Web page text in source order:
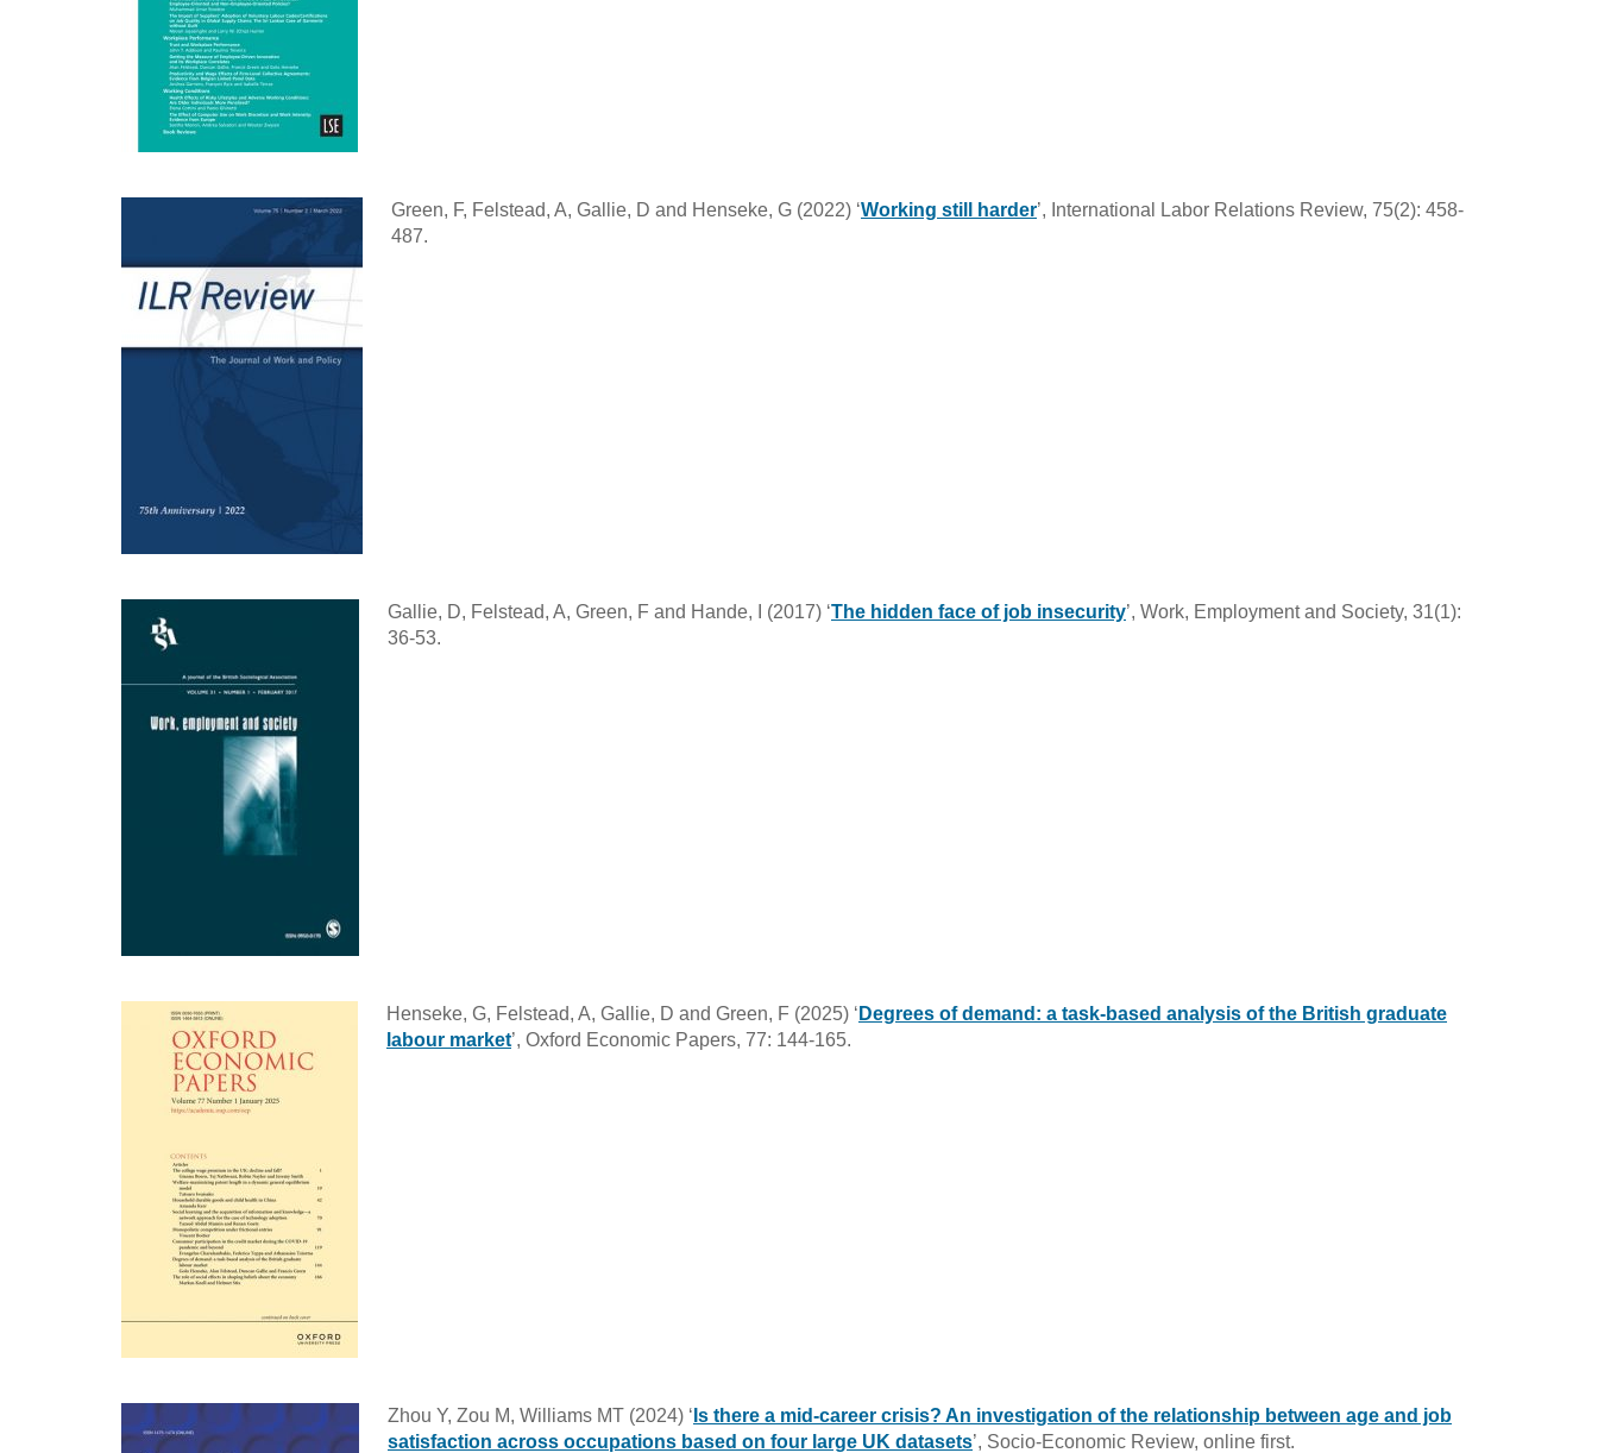
Green, F, Felstead, A, Gallie, D and Henseke, G (2022) ‘Working still harder’, International Labor Relations Review, 75(2): 458-
487.
Gallie, D, Felstead, A, Green, F and Hande, I (2017) ‘The hidden face of job insecurity’, Work, Employment and Society, 31(1):
36-53.
Henseke, G, Felstead, A, Gallie, D and Green, F (2025) ‘ Degrees of demand: a task-based analysis of the British graduate
labour market’, Oxford Economic Papers, 77: 144-165.
Zhou Y, Zou M, Williams MT (2024) ‘ Is there a mid-career crisis? An investigation of the relationship between age and job
satisfaction across occupations based on four large UK datasets’, Socio-Economic Review, online first.